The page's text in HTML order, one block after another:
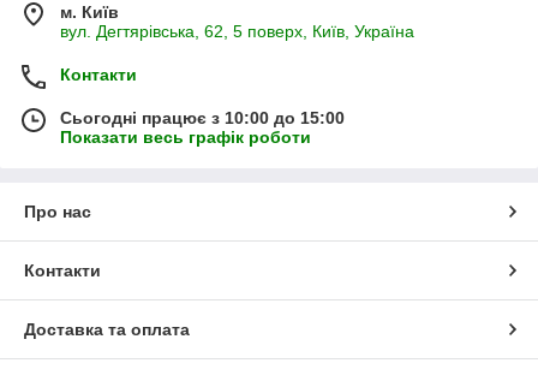
м. Київ
вул. Дегтярівська, 62, 5 поверх, Київ, Україна
Контакти
Сьогодні працює з 10:00 до 15:00
Показати весь графік роботи
Про нас
Контакти
Доставка та оплата